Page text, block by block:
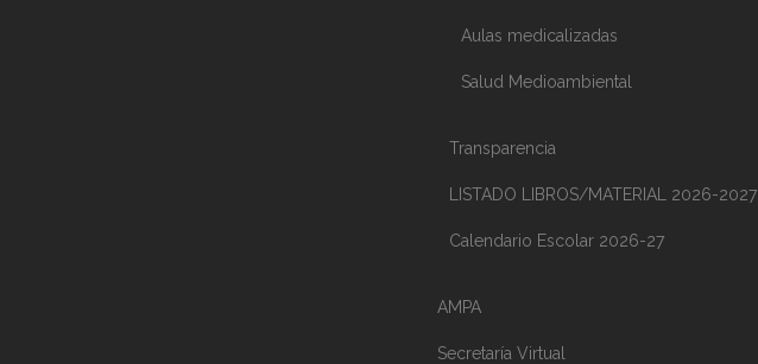
Aulas medicalizadas
Salud Medioambiental
Transparencia
LISTADO LIBROS/MATERIAL 2026-2027
Calendario Escolar 2026-27
AMPA
Secretaría Virtual